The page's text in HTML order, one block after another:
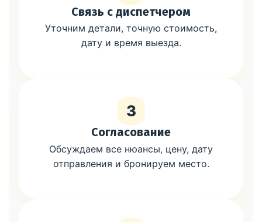
Связь с диспетчером
Уточним детали, точную стоимость,
дату и время выезда.
3
Согласование
Обсуждаем все нюансы, цену, дату
отправления и бронируем место.